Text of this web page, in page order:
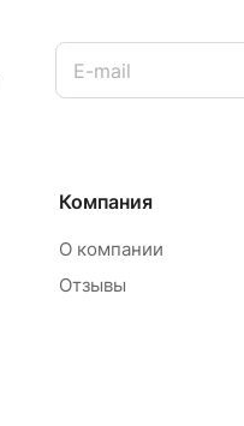
Компания
О компании
Отзывы